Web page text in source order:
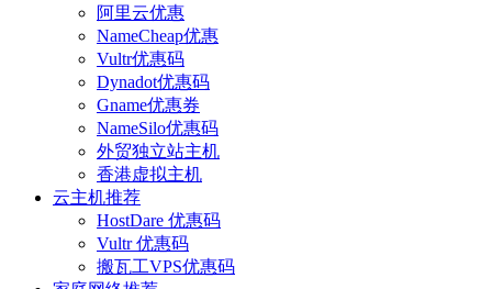
阿里云优惠
NameCheap优惠
Vultr优惠码
Dynadot优惠码
Gname优惠券
NameSilo优惠码
外贸独立站主机
香港虚拟主机
云主机推荐
HostDare 优惠码
Vultr 优惠码
搬瓦工VPS优惠码